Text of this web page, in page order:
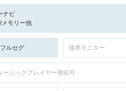
ナビ
メモリー他
ルセグ 後席モニター
ージックプレイヤー接続可